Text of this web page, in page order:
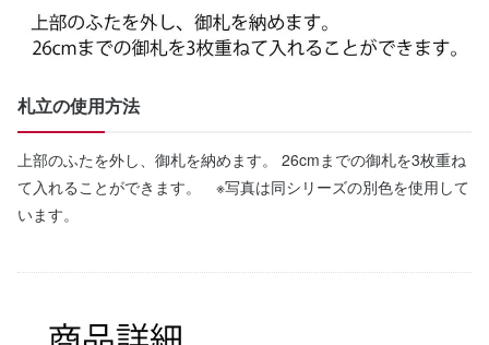
札立の使用方法
上部のふたを外し、御札を納めます。 26cmまでの御札を3枚重ね
て入れることができます。 ※写真は同シリーズの別色を使用して
います。